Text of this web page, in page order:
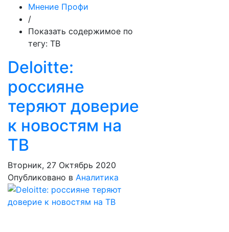
Мнение Профи
/
Показать содержимое по
тегу: ТВ
Deloitte:
россияне
теряют доверие
к новостям на
ТВ
Вторник, 27 Октябрь 2020
Опубликовано в Аналитика